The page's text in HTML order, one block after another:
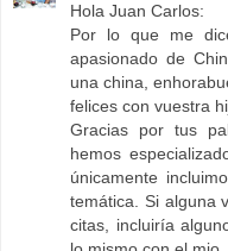
Hola Juan Carlos:
Por lo que me
apasionado de
una china,
felices con vuestra
Gracias por tus
hemos
únicamente
temática. Si alguna
citas, incluiría